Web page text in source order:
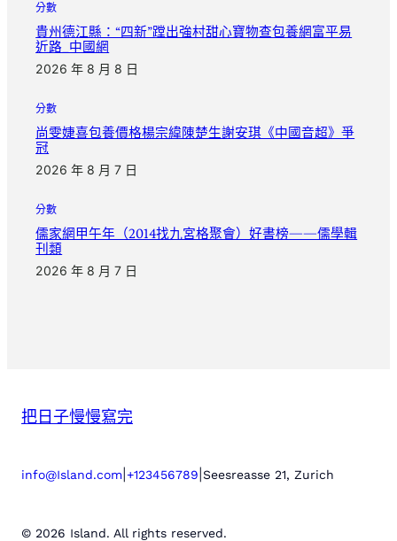
分數
貴州德江縣：“四新”蹚出強村甜心寶物查包養網富平易
近路_中國網
2026 年 8 月 8 日
分數
尚雯婕喜包養價格楊宗緯陳楚生謝安琪《中國音超》爭
冠
2026 年 8 月 7 日
分數
儒家網甲午年（2014找九宮格聚會）好書榜——儒學輯
刊類
2026 年 8 月 7 日
把日子慢慢寫完
info@Island.com +123456789 Seesreasse 21, Zurich
© 2026 Island. All rights reserved.